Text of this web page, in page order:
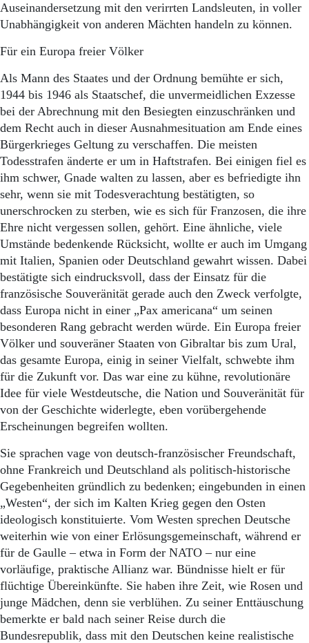
Auseinandersetzung mit den verirrten Landsleuten, in voller
Unabhängigkeit von anderen Mächten handeln zu können.
Für ein Europa freier Völker
Als Mann des Staates und der Ordnung bemühte er sich,
1944 bis 1946 als Staatschef, die unvermeidlichen Exzesse
bei der Abrechnung mit den Besiegten einzuschränken und
dem Recht auch in dieser Ausnahmesituation am Ende eines
Bürgerkrieges Geltung zu verschaffen. Die meisten
Todesstrafen änderte er um in Haftstrafen. Bei einigen fiel es
ihm schwer, Gnade walten zu lassen, aber es befriedigte ihn
sehr, wenn sie mit Todesverachtung bestätigten, so
unerschrocken zu sterben, wie es sich für Franzosen, die ihre
Ehre nicht vergessen sollen, gehört. Eine ähnliche, viele
Umstände bedenkende Rücksicht, wollte er auch im Umgang
mit Italien, Spanien oder Deutschland gewahrt wissen. Dabei
bestätigte sich eindrucksvoll, dass der Einsatz für die
französische Souveränität gerade auch den Zweck verfolgte,
dass Europa nicht in einer „Pax americana“ um seinen
besonderen Rang gebracht werden würde. Ein Europa freier
Völker und souveräner Staaten von Gibraltar bis zum Ural,
das gesamte Europa, einig in seiner Vielfalt, schwebte ihm
für die Zukunft vor. Das war eine zu kühne, revolutionäre
Idee für viele Westdeutsche, die Nation und Souveränität für
von der Geschichte widerlegte, eben vorübergehende
Erscheinungen begreifen wollten.
Sie sprachen vage von deutsch-französischer Freundschaft,
ohne Frankreich und Deutschland als politisch-historische
Gegebenheiten gründlich zu bedenken; eingebunden in einen
„Westen“, der sich im Kalten Krieg gegen den Osten
ideologisch konstituierte. Vom Westen sprechen Deutsche
weiterhin wie von einer Erlösungsgemeinschaft, während er
für de Gaulle – etwa in Form der NATO – nur eine
vorläufige, praktische Allianz war. Bündnisse hielt er für
flüchtige Übereinkünfte. Sie haben ihre Zeit, wie Rosen und
junge Mädchen, denn sie verblühen. Zu seiner Enttäuschung
bemerkte er bald nach seiner Reise durch die
Bundesrepublik, dass mit den Deutschen keine realistische